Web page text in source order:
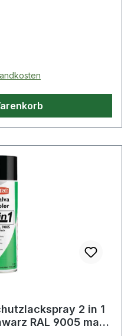
für die
NSF H2 (Reg.-Nr.
2 in 1
RAL 9005 matt